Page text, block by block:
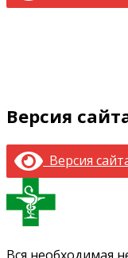
Версия
Версия